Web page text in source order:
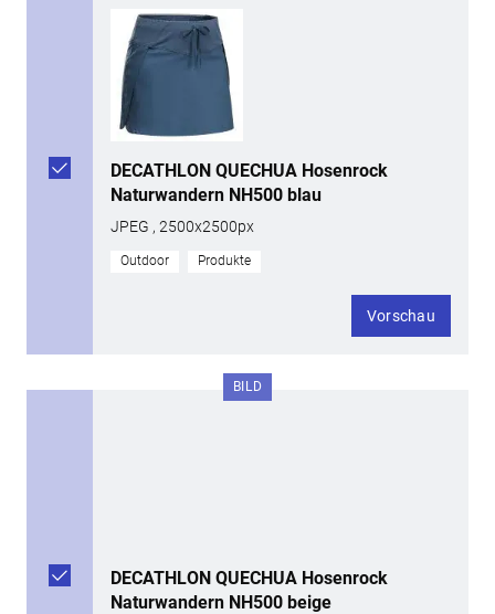
DECATHLON QUECHUA Hosenrock
Naturwandern NH500 blau
JPEG , 2500x2500px
Outdoor Produkte
Vorschau
BILD
DECATHLON QUECHUA Hosenrock
Naturwandern NH500 beige